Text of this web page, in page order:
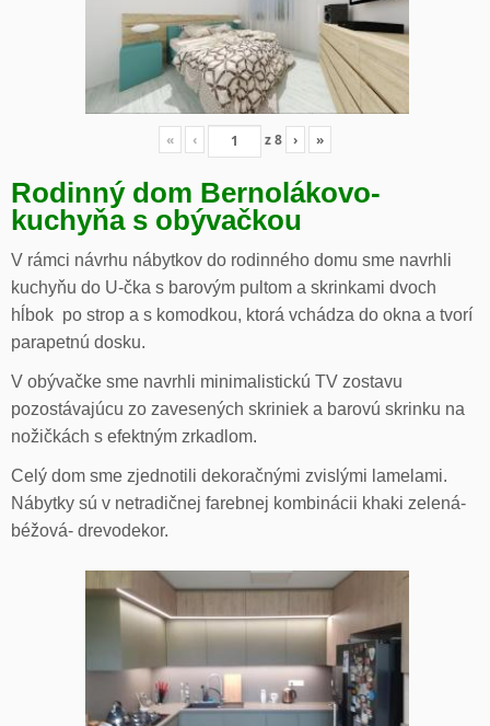
« ‹ z8 › »
Rodinný dom Bernolákovo-
kuchyňa s obývačkou
V rámci návrhu nábytkov do rodinného domu sme navrhli
kuchyňu do U-čka s barovým pultom a skrinkami dvoch
hĺbok po strop a s komodkou, ktorá vchádza do okna a tvorí
parapetnú dosku.
V obývačke sme navrhli minimalistickú TV zostavu
pozostávajúcu zo zavesených skriniek a barovú skrinku na
nožičkách s efektným zrkadlom.
Celý dom sme zjednotili dekoračnými zvislými lamelami.
Nábytky sú v netradičnej farebnej kombinácii khaki zelená-
béžová- drevodekor.